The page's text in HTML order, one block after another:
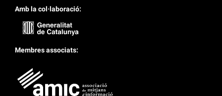
Amb la col·laboració:
Membres associats: